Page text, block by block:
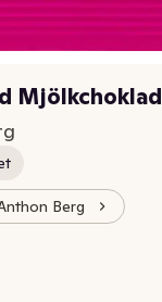
Mjölkchoklad
Berg
kr
kg